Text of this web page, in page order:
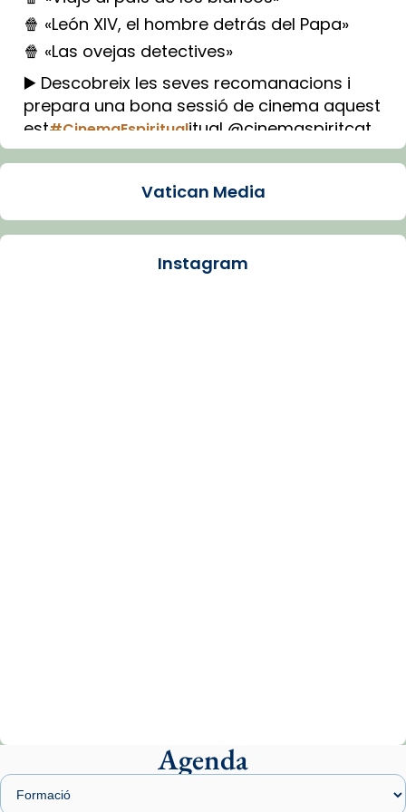
🍿 «León XIV, el hombre detrás del Papa»
🍿 «Las ovejas detectives»
▶️ Descobreix les seves recomanacions i
prepara una bona sessió de cinema aquest
est#CinemaEspiritualitual @cinemaspiritcat
Imatge: Generada amb IA (OpenAI)
Arquebisbat de Barcelona
presidit aquest 27 de juliol la missa de Les
Santes de Mataró.
🔗
Vatican Media
Instagram
Agenda